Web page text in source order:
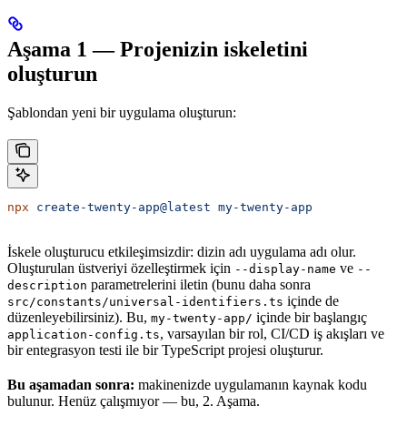
Aşama 1 — Projenizin iskeletini
oluşturun
Şablondan yeni bir uygulama oluşturun:
npx create-twenty-app@latest my-twenty-app
İskele oluşturucu etkileşimsizdir: dizin adı uygulama adı olur.
Oluşturulan üstveriyi özelleştirmek için --display-name ve --
description parametrelerini iletin (bunu daha sonra
src/constants/universal-identifiers.ts içinde de
düzenleyebilirsiniz). Bu, my-twenty-app/ içinde bir başlangıç
application-config.ts, varsayılan bir rol, CI/CD iş akışları ve
bir entegrasyon testi ile bir TypeScript projesi oluşturur.
Bu aşamadan sonra: makinenizde uygulamanın kaynak kodu
bulunur. Henüz çalışmıyor — bu, 2. Aşama.